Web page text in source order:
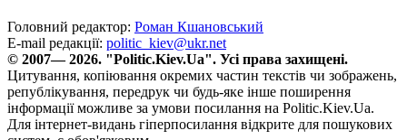
Головний редактор: Роман Кшановський
E-mail редакції: politic_kiev@ukr.net
© 2007— 2026. "Politic.Kiev.Ua". Усі права захищені.
Цитування, копіювання окремих частин текстів чи зображень,
републікування, передрук чи будь-яке інше поширення
інформації можливе за умови посилання на Politic.Kiev.Ua.
Для інтернет-видань гіперпосилання відкрите для пошукових